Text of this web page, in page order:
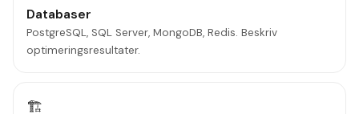
Databaser
PostgreSQL, SQL Server, MongoDB, Redis. Beskriv
optimeringsresultater.
🏗️